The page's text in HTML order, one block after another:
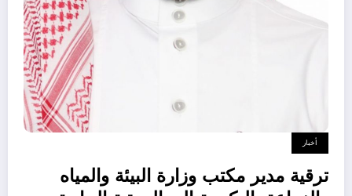
أخبار
ترقية مدير مكتب وزارة البيئة والمياه